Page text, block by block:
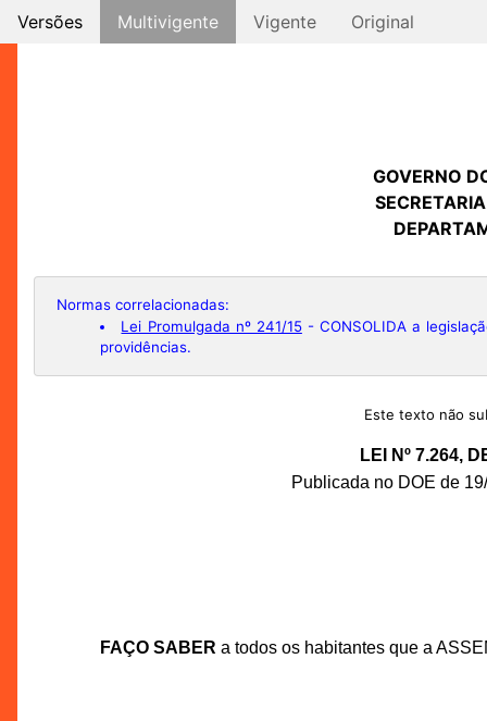
Versões Multivigente Vigente Original
GOVERNO
Normas correlacionadas:
Lei Promulgada nº 241/15- CONSOLIDA a
providências.
Este texto não
LEI Nº 7.264,
Publicada no DOE de
FAÇO SABER a todos os habitantes que a